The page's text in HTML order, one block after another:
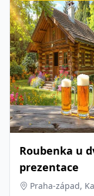
Roubenka u
prezentace
Praha-západ,